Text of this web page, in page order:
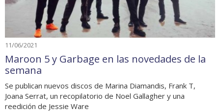
11/06/2021
Maroon 5 y Garbage en las novedades de la
semana
Se publican nuevos discos de Marina Diamandis, Frank T,
Joana Serrat, un recopilatorio de Noel Gallagher y una
reedición de Jessie Ware